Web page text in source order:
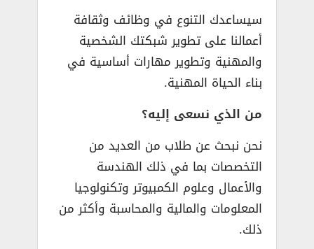
سيساعدك التنوع في وظائف وثقافة
أعمالنا على تطوير شبكتك الشخصية
والمهنية وتطوير مهارات أساسية في
بناء الحياة المهنية.
من الذي نسعى إليه؟
نحن نبحث عن طلاب من العديد من
التخصصات بما في ذلك الهندسة
والأعمال وعلوم الكمبيوتر وتكنولوجيا
المعلومات والمالية والمحاسبة وأكثر من
ذلك.